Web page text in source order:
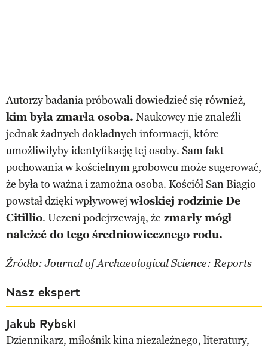
Autorzy badania próbowali dowiedzieć się również,
kim była zmarła osoba. Naukowcy nie znaleźli
jednak żadnych dokładnych informacji, które
umożliwiłyby identyfikację tej osoby. Sam fakt
pochowania w kościelnym grobowcu może sugerować,
że była to ważna i zamożna osoba. Kościół San Biagio
powstał dzięki wpływowej włoskiej rodzinie De
Citillio. Uczeni podejrzewają, że zmarły mógł
należeć do tego średniowiecznego rodu.
Źródło:Journal of Archaeological Science: Reports
Nasz ekspert
Jakub Rybski
Dziennikarz, miłośnik kina niezależnego, literatury,